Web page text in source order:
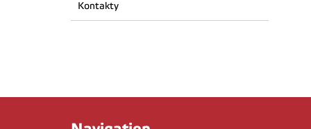
Kontakty